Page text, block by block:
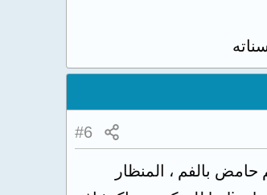
#6
بالفم ، المنظار